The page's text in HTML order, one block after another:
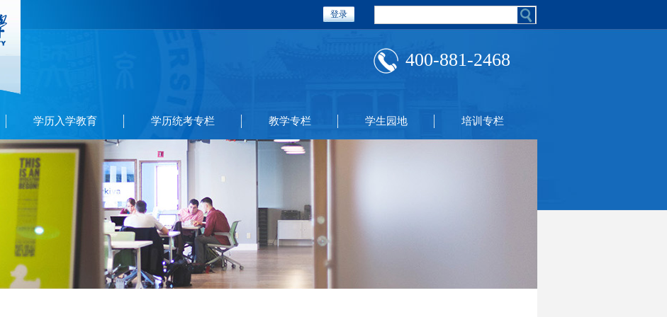
登录
400-881-2468
学历入学教育 学历统考专栏 教学专栏 学生园地 培训专栏